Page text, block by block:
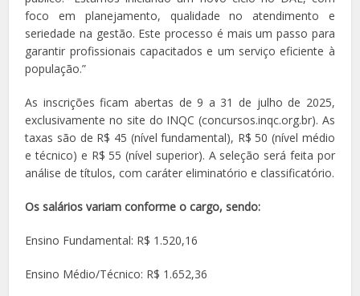
foco em planejamento, qualidade no atendimento e
seriedade na gestão. Este processo é mais um passo para
garantir profissionais capacitados e um serviço eficiente à
população.”
As inscrições ficam abertas de 9 a 31 de julho de 2025,
exclusivamente no site do INQC (concursos.inqc.org.br). As
taxas são de R$ 45 (nível fundamental), R$ 50 (nível médio
e técnico) e R$ 55 (nível superior). A seleção será feita por
análise de títulos, com caráter eliminatório e classificatório.
Os salários variam conforme o cargo, sendo:
Ensino Fundamental: R$ 1.520,16
Ensino Médio/Técnico: R$ 1.652,36